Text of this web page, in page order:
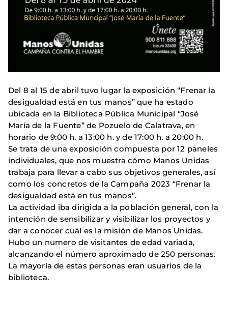
Del 8 al 15 de abril tuvo lugar la exposición “Frenar la
desigualdad está en tus manos” que ha estado
ubicada en la Biblioteca Pública Municipal “José
María de la Fuente” de Pozuelo de Calatrava, en
horario de 9:00 h. a 13:00 h. y de 17:00 h. a 20:00 h.
Se trata de una exposición compuesta por 12 paneles
individuales, que nos muestra cómo Manos Unidas
trabaja para llevar a cabo sus objetivos generales, así
como los concretos de la Campaña 2023 “Frenar la
desigualdad está en tus manos”.
La actividad iba dirigida a la población general, con la
intención de sensibilizar y visibilizar los proyectos y
dar a conocer cuál es la misión de Manos Unidas.
Hubo un numero de visitantes de edad variada,
alcanzando el número aproximado de 250 personas.
La mayoría de estas personas eran usuarios de la
biblioteca.